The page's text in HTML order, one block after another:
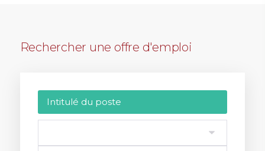
Rechercher une offre d'emploi